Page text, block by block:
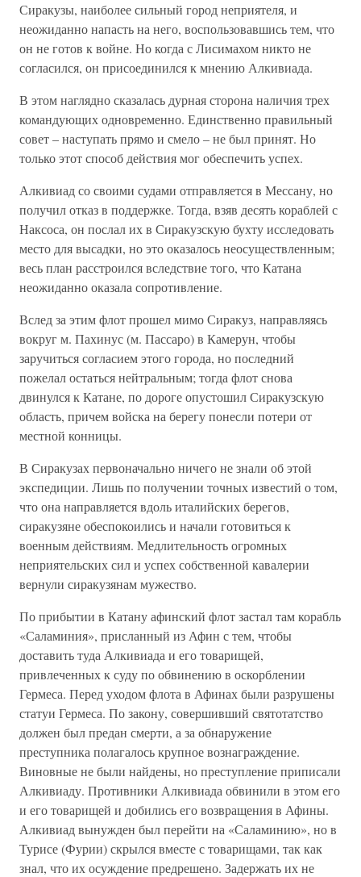
Сиракузы, наиболее сильный город неприятеля, и
неожиданно напасть на него, воспользовавшись тем, что
он не готов к войне. Но когда с Лисимахом никто не
согласился, он присоединился к мнению Алкивиада.
В этом наглядно сказалась дурная сторона наличия трех
командующих одновременно. Единственно правильный
совет – наступать прямо и смело – не был принят. Но
только этот способ действия мог обеспечить успех.
Алкивиад со своими судами отправляется в Мессану, но
получил отказ в поддержке. Тогда, взяв десять кораблей с
Наксоса, он послал их в Сиракузскую бухту исследовать
место для высадки, но это оказалось неосуществленным;
весь план расстроился вследствие того, что Катана
неожиданно оказала сопротивление.
Вслед за этим флот прошел мимо Сиракуз, направляясь
вокруг м. Пахинус (м. Пассаро) в Камерун, чтобы
заручиться согласием этого города, но последний
пожелал остаться нейтральным; тогда флот снова
двинулся к Катане, по дороге опустошил Сиракузскую
область, причем войска на берегу понесли потери от
местной конницы.
В Сиракузах первоначально ничего не знали об этой
экспедиции. Лишь по получении точных известий о том,
что она направляется вдоль италийских берегов,
сиракузяне обеспокоились и начали готовиться к
военным действиям. Медлительность огромных
неприятельских сил и успех собственной кавалерии
вернули сиракузянам мужество.
По прибытии в Катану афинский флот застал там корабль
«Саламиния», присланный из Афин с тем, чтобы
доставить туда Алкивиада и его товарищей,
привлеченных к суду по обвинению в оскорблении
Гермеса. Перед уходом флота в Афинах были разрушены
статуи Гермеса. По закону, совершивший святотатство
должен был предан смерти, а за обнаружение
преступника полагалось крупное вознаграждение.
Виновные не были найдены, но преступление приписали
Алкивиаду. Противники Алкивиада обвинили в этом его
и его товарищей и добились его возвращения в Афины.
Алкивиад вынужден был перейти на «Саламинию», но в
Турисе (Фурии) скрылся вместе с товарищами, так как
знал, что их осуждение предрешено. Задержать их не